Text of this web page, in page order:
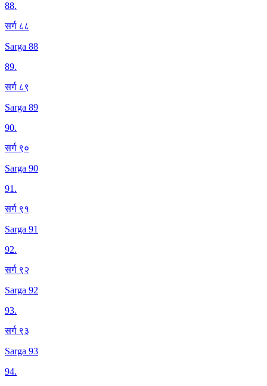
88.
सर्ग ८८
Sarga 88
89.
सर्ग ८९
Sarga 89
90.
सर्ग ९०
Sarga 90
91.
सर्ग ९१
Sarga 91
92.
सर्ग ९२
Sarga 92
93.
सर्ग ९३
Sarga 93
94.